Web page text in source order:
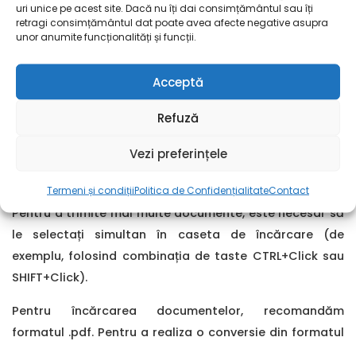
uri unice pe acest site. Dacă nu îți dai consimțământul sau îți
retragi consimțământul dat poate avea afecte negative asupra
unor anumite funcționalități și funcții.
Acceptă
Refuză
Vezi preferințele
Termeni și condițiiPolitica de ConfidențialitateContact
Procedura de înscriere:
Documente obligatorii pentru înscriere:
Dacă ești interesat/ă să aplici pentru acest post, apăsați
șiadresa dumneavoastră de e-mail
Pentru a trimite mai multe documente, este necesar să
le selectați simultan în caseta de încărcare (de
exemplu, folosind combinația de taste CTRL+Click sau
SHIFT+Click).
Pentru încărcarea documentelor, recomandăm
formatul .pdf. Pentru a realiza o conversie din formatul